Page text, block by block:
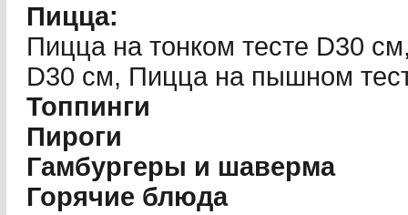
Пицца:
Пицца на тонком тесте D30
D30 см, Пицца на пышном
Топпинги
Пироги
Гамбургеры и шаверма
Горячие блюда